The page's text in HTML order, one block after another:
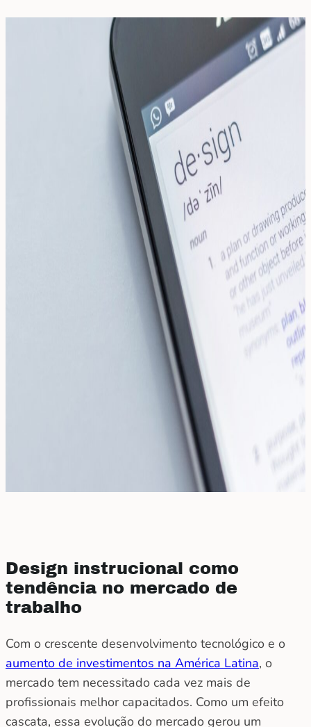
Design instrucional como
tendência no mercado de
trabalho
Com o crescente desenvolvimento tecnológico e o
aumento de investimentos na América Latina, o
mercado tem necessitado cada vez mais de
profissionais melhor capacitados. Como um efeito
cascata, essa evolução do mercado gerou um